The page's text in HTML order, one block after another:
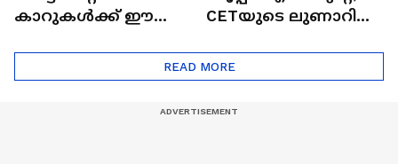
കാറുകൾക്ക് ഈ
CETയുടെ ലുണാറിസ്
Eco Marathon 2025
READ MORE